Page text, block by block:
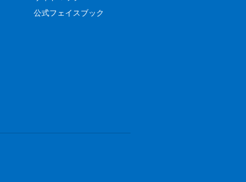
公式フェイスブック